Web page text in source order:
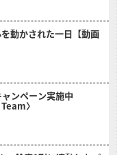
動かされた一日【動画
ンペーン実施中
〉